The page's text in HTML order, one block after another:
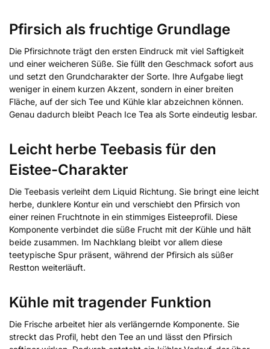
Pfirsich als fruchtige Grundlage
Die Pfirsichnote trägt den ersten Eindruck mit viel Saftigkeit
und einer weicheren Süße. Sie füllt den Geschmack sofort aus
und setzt den Grundcharakter der Sorte. Ihre Aufgabe liegt
weniger in einem kurzen Akzent, sondern in einer breiten
Fläche, auf der sich Tee und Kühle klar abzeichnen können.
Genau dadurch bleibt Peach Ice Tea als Sorte eindeutig lesbar.
Leicht herbe Teebasis für den
Eistee-Charakter
Die Teebasis verleiht dem Liquid Richtung. Sie bringt eine leicht
herbe, dunklere Kontur ein und verschiebt den Pfirsich von
einer reinen Fruchtnote in ein stimmiges Eisteeprofil. Diese
Komponente verbindet die süße Frucht mit der Kühle und hält
beide zusammen. Im Nachklang bleibt vor allem diese
teetypische Spur präsent, während der Pfirsich als süßer
Restton weiterläuft.
Kühle mit tragender Funktion
Die Frische arbeitet hier als verlängernde Komponente. Sie
streckt das Profil, hebt den Tee an und lässt den Pfirsich